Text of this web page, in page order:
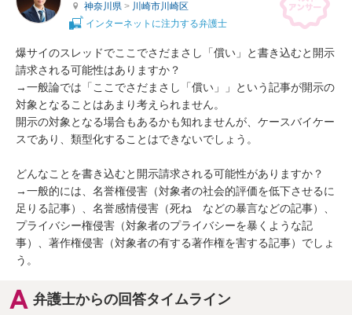
神奈川県 > 川崎市川崎区
インターネットに注力する弁護士
爆サイのスレッドでここでさだまさし「償い」と書き込むと開示
請求される可能性はありますか？
→一般論では「ここでさだまさし「償い」」という記事が開示の
対象となることはあまり考えられません。
開示の対象となる場合もあるかも知れませんが、ケースバイケー
スであり、類型化することはできないでしょう。
どんなことを書き込むと開示請求される可能性がありますか？
→一般的には、名誉権侵害（対象者の社会的評価を低下させるに
足りる記事）、名誉感情侵害（死ね　などの暴言などの記事）、
プライバシー権侵害（対象者のプライバシーを暴くような記
事）、著作権侵害（対象者の有する著作権を害する記事）でしょ
う。
弁護士からの回答タイムライン